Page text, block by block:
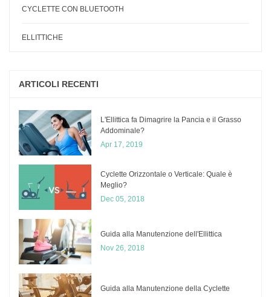
CYCLETTE CON BLUETOOTH
ELLITTICHE
ARTICOLI RECENTI
L'Ellittica fa Dimagrire la Pancia e il Grasso
Addominale?
Apr 17, 2019
Cyclette Orizzontale o Verticale: Quale è
Meglio?
Dec 05, 2018
​Guida alla Manutenzione dell'Ellittica
Nov 26, 2018
Guida alla Manutenzione della Cyclette